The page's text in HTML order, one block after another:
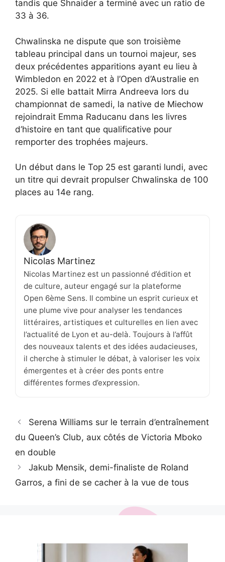
tandis que Shnaider a terminé avec un ratio de
33 à 36.
Chwalinska ne dispute que son troisième
tableau principal dans un tournoi majeur, ses
deux précédentes apparitions ayant eu lieu à
Wimbledon en 2022 et à l’Open d’Australie en
2025. Si elle battait Mirra Andreeva lors du
championnat de samedi, la native de Miechow
rejoindrait Emma Raducanu dans les livres
d’histoire en tant que qualificative pour
remporter des trophées majeurs.
Un début dans le Top 25 est garanti lundi, avec
un titre qui devrait propulser Chwalinska de 100
places au 14e rang.
Nicolas Martinez
Nicolas Martinez est un passionné d’édition et
de culture, auteur engagé sur la plateforme
Open 6ème Sens. Il combine un esprit curieux et
une plume vive pour analyser les tendances
littéraires, artistiques et culturelles en lien avec
l’actualité de Lyon et au-delà. Toujours à l’affût
des nouveaux talents et des idées audacieuses,
il cherche à stimuler le débat, à valoriser les voix
émergentes et à créer des ponts entre
différentes formes d’expression.
Serena Williams sur le terrain d’entraînement
du Queen’s Club, aux côtés de Victoria Mboko
en double
Jakub Mensik, demi-finaliste de Roland
Garros, a fini de se cacher à la vue de tous